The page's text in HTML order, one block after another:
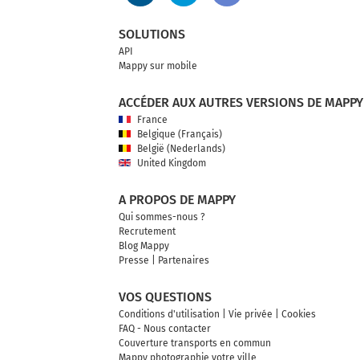
SOLUTIONS
API
Mappy sur mobile
ACCÉDER AUX AUTRES VERSIONS DE MAPPY
France
Belgique (Français)
België (Nederlands)
United Kingdom
A PROPOS DE MAPPY
Qui sommes-nous ?
Recrutement
Blog Mappy
Presse
Partenaires
VOS QUESTIONS
Conditions d'utilisation Vie privée
Cookies
FAQ - Nous contacter
Couverture transports en commun
Mappy photographie votre ville